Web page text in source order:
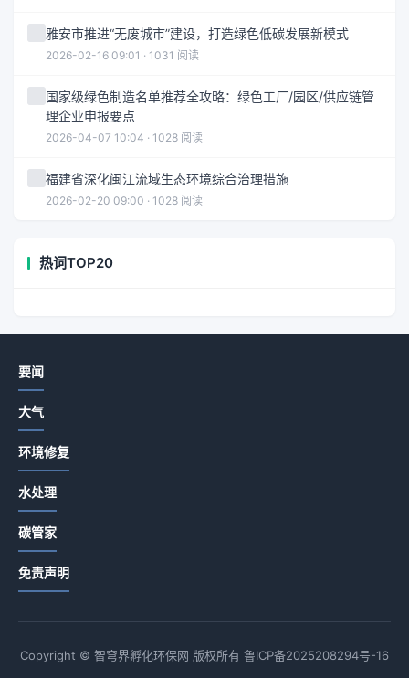
雅安市推进“无废城市”建设，打造绿色低碳发展新模式
2026-02-16 09:01 · 1031 阅读
国家级绿色制造名单推荐全攻略：绿色工厂/园区/供应链管
理企业申报要点
2026-04-07 10:04 · 1028 阅读
福建省深化闽江流域生态环境综合治理措施
2026-02-20 09:00 · 1028 阅读
热词TOP20
要闻
大气
环境修复
水处理
碳管家
免责声明
Copyright © 智穹界孵化环保网 版权所有 鲁ICP备2025208294号-16